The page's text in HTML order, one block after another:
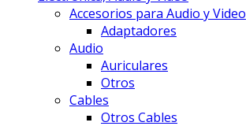
Accesorios para Audio y Video
Adaptadores
Audio
Auriculares
Otros
Cables
Otros Cables